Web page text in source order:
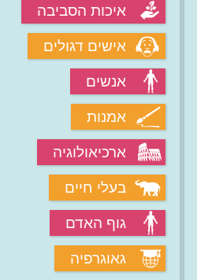
איכות הסביבה
אישים דגולים
אנשים
אמנות
ארכיאולוגיה
בעלי חיים
גוף האדם
גאוגרפיה